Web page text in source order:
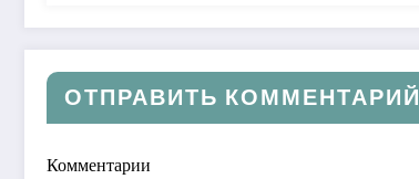
ОТПРАВИТЬ КОММЕНТАРИЙ
Комментарии